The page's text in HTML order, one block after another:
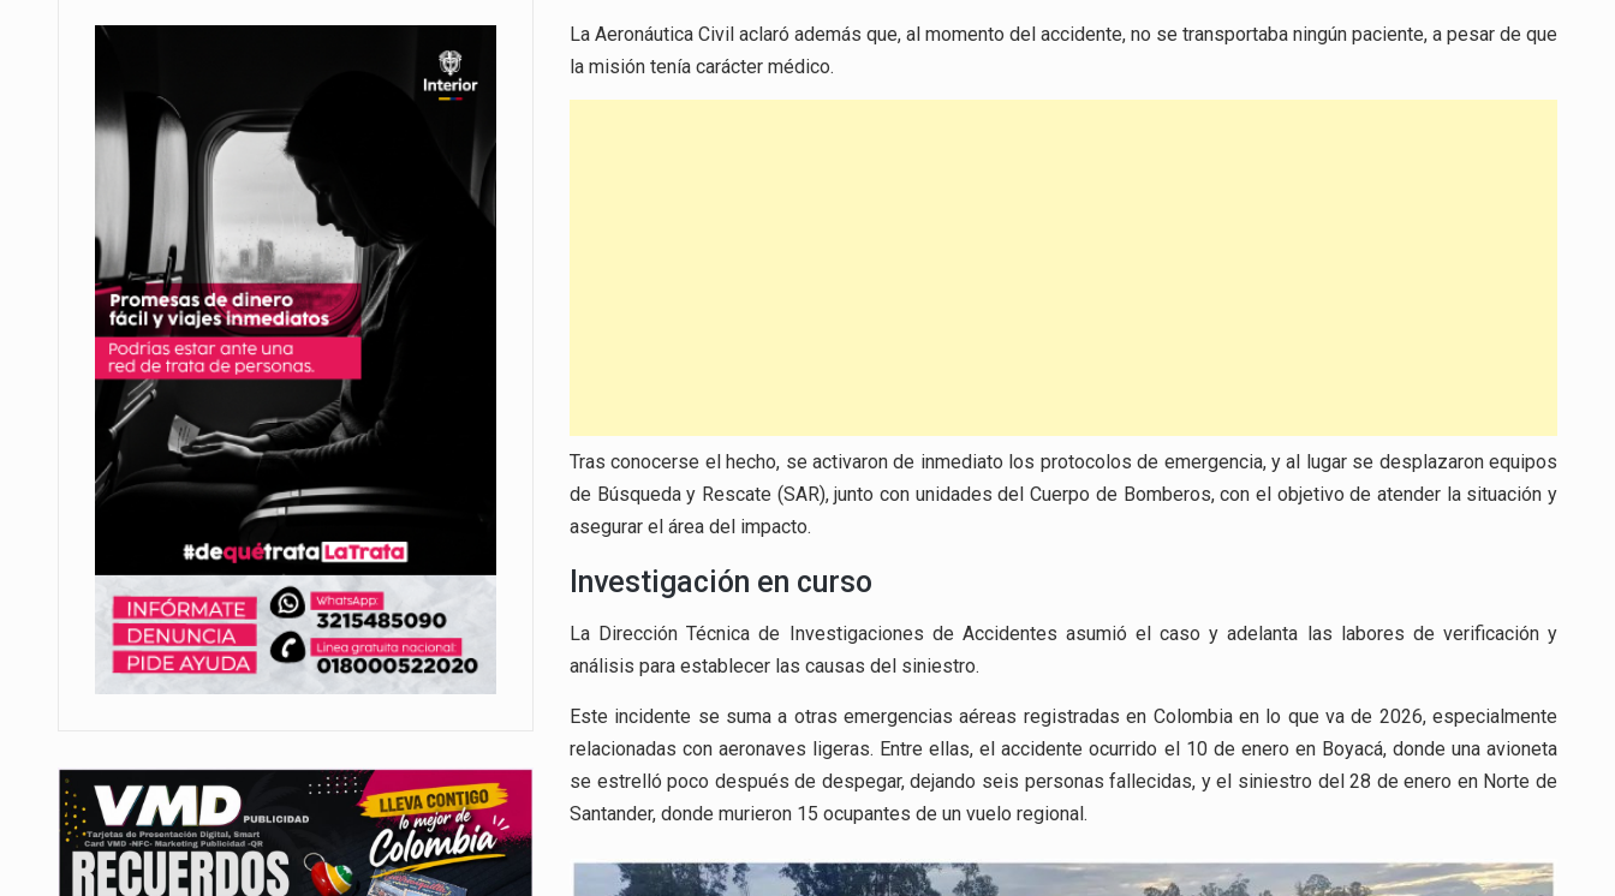
La Aeronáutica Civil aclaró además que, al momento del accidente, no se transportaba ningún paciente, a pesar de que
la misión tenía carácter médico.
Tras conocerse el hecho, se activaron de inmediato los protocolos de emergencia, y al lugar se desplazaron equipos
de Búsqueda y Rescate (SAR), junto con unidades del Cuerpo de Bomberos, con el objetivo de atender la situación y
asegurar el área del impacto.
Investigación en curso
La Dirección Técnica de Investigaciones de Accidentes asumió el caso y adelanta las labores de verificación y
análisis para establecer las causas del siniestro.
Este incidente se suma a otras emergencias aéreas registradas en Colombia en lo que va de 2026, especialmente
relacionadas con aeronaves ligeras. Entre ellas, el accidente ocurrido el 10 de enero en Boyacá, donde una avioneta
se estrelló poco después de despegar, dejando seis personas fallecidas, y el siniestro del 28 de enero en Norte de
Santander, donde murieron 15 ocupantes de un vuelo regional.